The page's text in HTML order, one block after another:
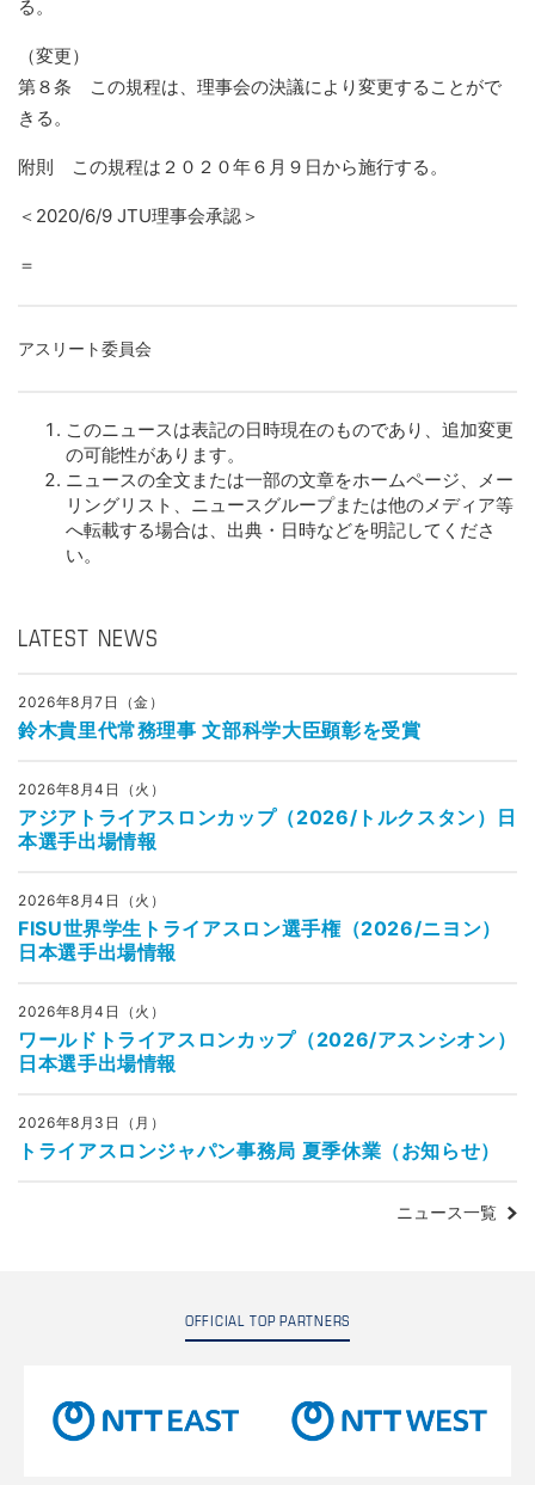
る。
（変更）
第８条 この規程は、理事会の決議により変更することがで
きる。
附則 この規程は２０２０年６月９日から施行する。
＜2020/6/9 JTU理事会承認＞
＝
アスリート委員会
このニュースは表記の日時現在のものであり、追加変更
の可能性があります。
ニュースの全文または一部の文章をホームページ、メー
リングリスト、ニュースグループまたは他のメディア等
へ転載する場合は、出典・日時などを明記してくださ
い。
LATEST NEWS
2026年8月7日（金）
鈴木貴里代常務理事 文部科学大臣顕彰を受賞
2026年8月4日（火）
アジアトライアスロンカップ（2026/トルクスタン）日
本選手出場情報
2026年8月4日（火）
FISU世界学生トライアスロン選手権（2026/ニヨン）
日本選手出場情報
2026年8月4日（火）
ワールドトライアスロンカップ（2026/アスンシオン）
日本選手出場情報
2026年8月3日（月）
トライアスロンジャパン事務局 夏季休業（お知らせ）
ニュース一覧
OFFICIAL TOP PARTNERS